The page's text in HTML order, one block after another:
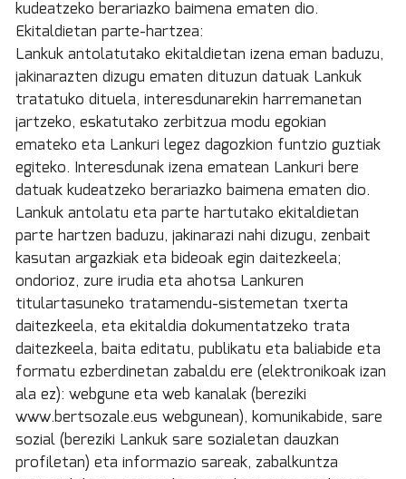
kudeatzeko berariazko baimena ematen dio.
Ekitaldietan parte-hartzea:
Lankuk antolatutako ekitaldietan izena eman baduzu,
jakinarazten dizugu ematen dituzun datuak Lankuk
tratatuko dituela, interesdunarekin harremanetan
jartzeko, eskatutako zerbitzua modu egokian
emateko eta Lankuri legez dagozkion funtzio guztiak
egiteko. Interesdunak izena ematean Lankuri bere
datuak kudeatzeko berariazko baimena ematen dio.
Lankuk antolatu eta parte hartutako ekitaldietan
parte hartzen baduzu, jakinarazi nahi dizugu, zenbait
kasutan argazkiak eta bideoak egin daitezkeela;
ondorioz, zure irudia eta ahotsa Lankuren
titulartasuneko tratamendu-sistemetan txerta
daitezkeela, eta ekitaldia dokumentatzeko trata
daitezkeela, baita editatu, publikatu eta baliabide eta
formatu ezberdinetan zabaldu ere (elektronikoak izan
ala ez): webgune eta web kanalak (bereziki
www.bertsozale.eus webgunean), komunikabide, sare
sozial (bereziki Lankuk sare sozialetan dauzkan
profiletan) eta informazio sareak, zabalkuntza